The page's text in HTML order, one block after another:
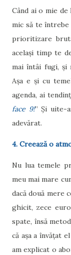
Când ai o mie
mic să te
prioritizare
același timp te
mai întâi fugi, și
Așa e și cu
agenda, ai
face 9!” Și uite-
adevărat.
4. Creează o
Nu lua temele
meu mai mare
dacă două mere
ghicit, zece
spate, însă
că așa a învățat
am explicat o